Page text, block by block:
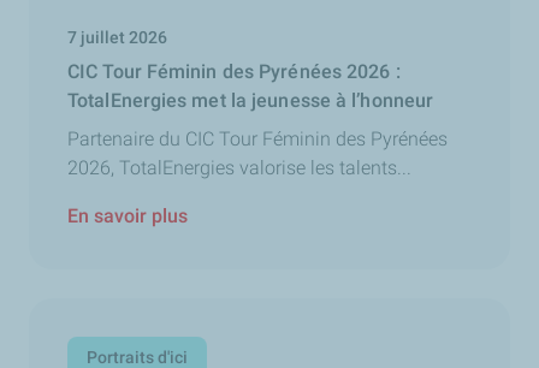
7 juillet 2026
CIC Tour Féminin des Pyrénées 2026 :
TotalEnergies met la jeunesse à l’honneur
Partenaire du CIC Tour Féminin des Pyrénées
2026, TotalEnergies valorise les talents...
En savoir plus
Portraits d'ici